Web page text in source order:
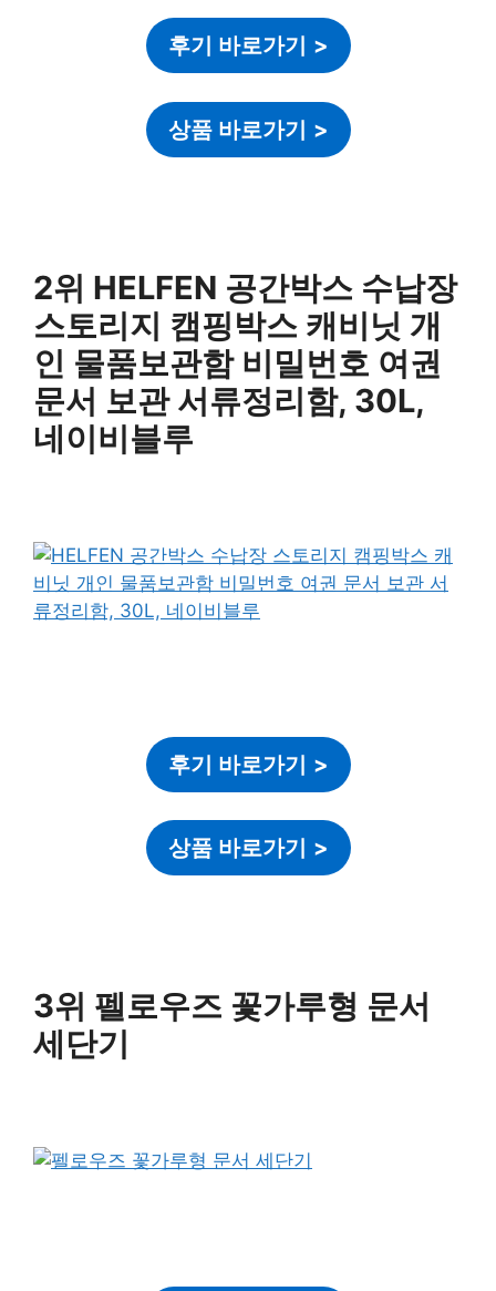
후기 바로가기 >
상품 바로가기 >
2위 HELFEN 공간박스 수납장
스토리지 캠핑박스 캐비닛 개
인 물품보관함 비밀번호 여권
문서 보관 서류정리함, 30L,
네이비블루
후기 바로가기 >
상품 바로가기 >
3위 펠로우즈 꽃가루형 문서
세단기